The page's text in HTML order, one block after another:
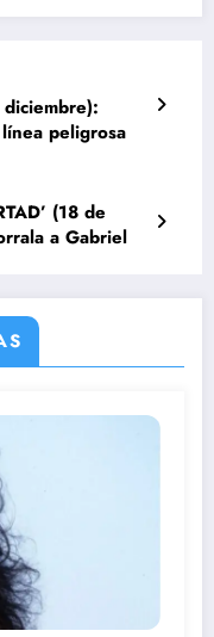
diciembre):
peligrosa
(18 de
a Gabriel